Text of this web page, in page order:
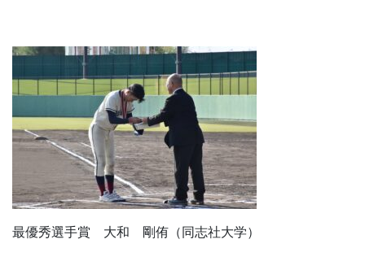
最優秀選手賞 大和 剛侑（同志社大学）